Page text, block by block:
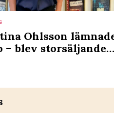
Ohlsson
– blev storsäljande